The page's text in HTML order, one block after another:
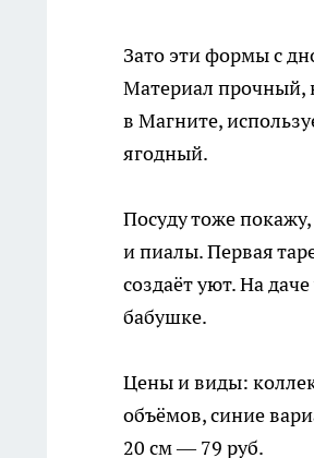
Зато эти формы с
Материал прочный,
в Магните,
ягодный.
Посуду тоже
и пиалы. Первая
создаёт уют. На
бабушке.
Цены и виды:
объёмов, синие
20 см — 79 руб.